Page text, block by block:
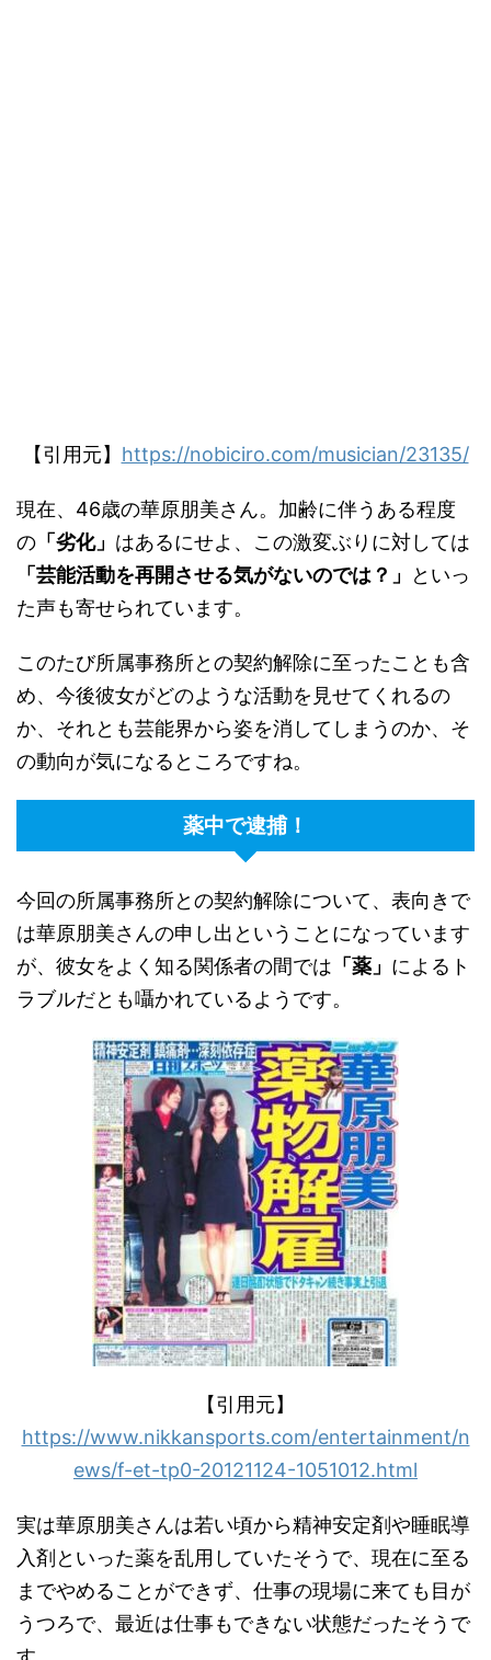
【引用元】 https://nobiciro.com/musician/23135/
現在、 46歳の華原朋美さん。加齢に伴うある程度
の 「劣化」 はあるにせよ、この激変ぶりに対しては
「芸能活動を再開させる気がないのでは？」
といっ
た声も寄せられています。
このたび所属事務所との契約解除に至ったことも含
め、今後彼女がどのような活動を見せてくれるの
か、それとも芸能界から姿を消してしまうのか、そ
の動向が気になるところですね。
薬中で逮捕！
今回の所属事務所との契約解除について、表向きで
は華原朋美さんの申し出ということになっています
が、彼女をよく知る関係者の間では 「薬」 によるト
ラブルだとも囁かれているようです。
【引用元】
https://www.nikkansports.com/entertainment/n
ews/f-et-tp0-20121124-1051012.html
実は華原朋美さんは若い頃から精神安定剤や睡眠導
入剤といった薬を乱用していたそうで、現在に至る
までやめることができず、仕事の現場に来ても目が
うつろで、最近は仕事もできない状態だったそうで